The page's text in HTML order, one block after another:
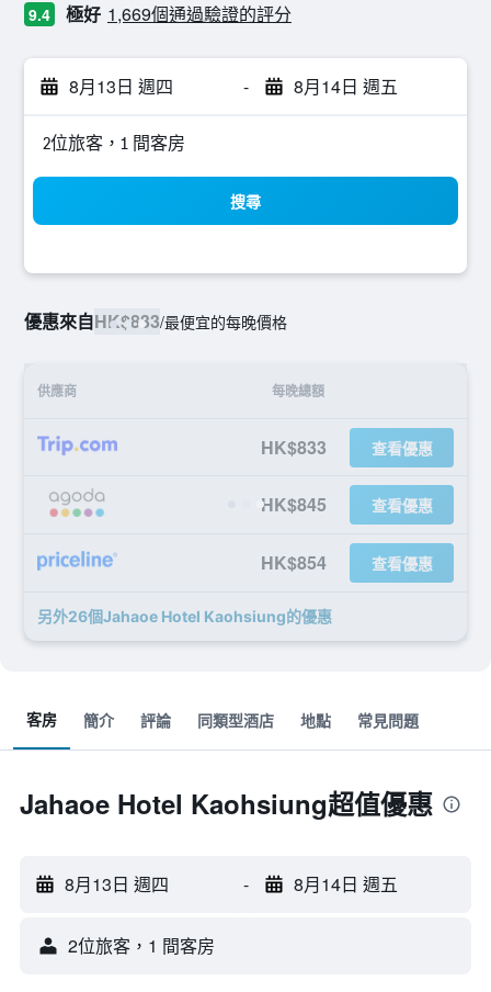
9.4 極好 1,669個通過驗證的評分
8月13日 週四 - 8月14日 週五
2位旅客，1 間客房
搜尋
優惠來自HK$833/最便宜的每晚價格
供應商 每晚總額
HK$833 查看優惠
HK$845 查看優惠
HK$854 查看優惠
另外26個Jahaoe Hotel Kaohsiung​的優惠
客房 簡介 評論 同類型酒店 地點 常見問題
Jahaoe Hotel Kaohsiung超值優惠
8月13日 週四 - 8月14日 週五
2位旅客，1 間客房